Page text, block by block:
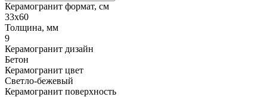
Керамогранит формат, см
33х60
Толщина, мм
9
Керамогранит дизайн
Бетон
Керамогранит цвет
Светло-бежевый
Керамогранит поверхность